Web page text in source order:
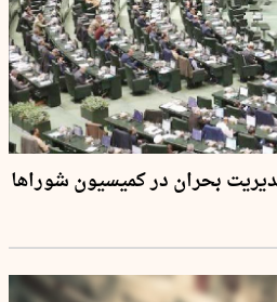
بحران در کمیسیون شوراها